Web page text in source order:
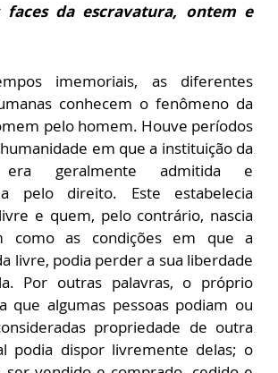
faces da escravatura, ontem e
imemoriais, as diferentes
conhecem o fenômeno da
pelo homem. Houve períodos
em que a instituição da
era geralmente admitida e
pelo direito. Este estabelecia
e quem, pelo contrário, nascia
como as condições em que a
livre, podia perder a sua liberdade
Por outras palavras, o próprio
que algumas pessoas podiam ou
propriedade de outra
podia dispor livremente delas; o